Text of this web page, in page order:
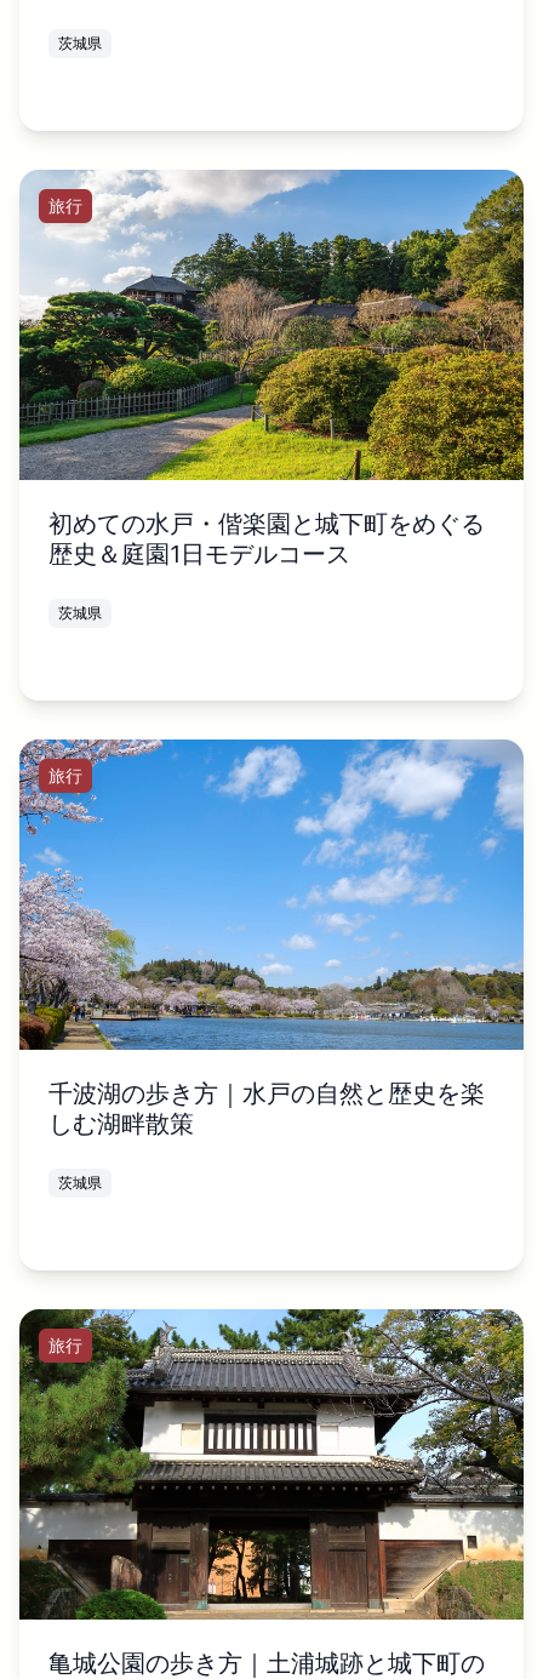
茨城県
旅行
初めての水戸・偕楽園と城下町をめぐる
歴史＆庭園1日モデルコース
茨城県
旅行
千波湖の歩き方｜水戸の自然と歴史を楽
しむ湖畔散策
茨城県
旅行
亀城公園の歩き方｜土浦城跡と城下町の